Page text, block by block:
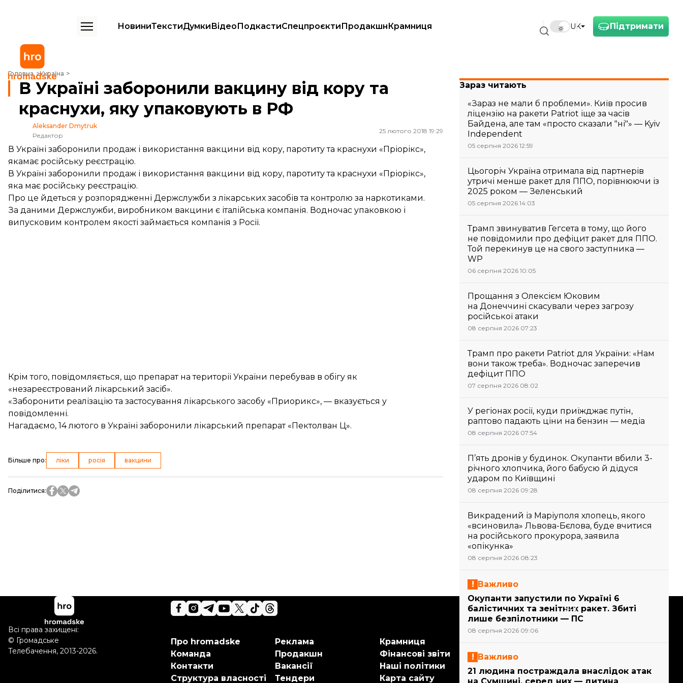
Підтримати
UK
НовиниТекстиДумкиВідеоПодкастиСпецпроєктиПродакшнКрамниця
Головна Україна
В Україні заборонили вакцину від кору та краснухи, яку упаковують в РФ
В Україні заборонили вакцину від кору та
краснухи, яку упаковують в РФ
Aleksander Dmytruk
Редактор
25 лютого 2018 19:29
В Україні заборонили продаж і використання вакцини від кору, паротиту та краснухи «Пріорікс»,
якамає російську реєстрацію.
В Україні заборонили продаж і використання вакцини від кору, паротиту та краснухи «Пріорікс»,
яка має російську реєстрацію.
Про це йдеться у розпорядженні Держслужби з лікарських засобів та контролю за наркотиками.
За даними Держслужби, виробником вакцини є італійська компанія. Водночас упаковкою і
випусковим контролем якості займається компанія з Росії.
Крім того, повідомляється, що препарат на території України перебував в обігу як
«незареєстрований лікарський засіб».
«Заборонити реалізацію та застосування лікарського засобу «Приорикс», — вказується у
повідомленні.
Нагадаємо, 14 лютого в Україні заборонили лікарський препарат «Пектолван Ц».
Більше про: ліки росія вакцини
Поділитися:
Зараз читають
«Зараз не мали б проблеми». Київ просив
ліцензію на ракети Patriot іще за часів
Байдена, але там «просто сказали "ні"» — Kyiv
Independent
05 серпня 2026 12:59
Цьогоріч Україна отримала від партнерів
утричі менше ракет для ППО, порівнюючи із
2025 роком — Зеленський
05 серпня 2026 14:03
Трамп звинуватив Гегсета в тому, що його
не повідомили про дефіцит ракет для ППО.
Той перекинув це на свого заступника —
WP
06 серпня 2026 10:05
Прощання з Олексієм Юковим
на Донеччині скасували через загрозу
російської атаки
08 серпня 2026 07:23
Трамп про ракети Patriot для України: «Нам
вони також треба». Водночас заперечив
дефіцит ППО
07 серпня 2026 08:02
У регіонах росії, куди приїжджає путін,
раптово падають ціни на бензин — медіа
08 серпня 2026 07:54
П’ять дронів у будинок. Окупанти вбили 3-
річного хлопчика, його бабусю й дідуся
ударом по Київщині
08 серпня 2026 09:28
Викрадений із Маріуполя хлопець, якого
«всиновила» Львова-Бєлова, буде вчитися
на російського прокурора, заявила
«опікунка»
08 серпня 2026 08:23
Важливо
Окупанти запустили по Україні 6
балістичних та зенітних ракет. Збиті
лише безпілотники — ПС
08 серпня 2026 09:06
Важливо
21 людина постраждала внаслідок атак
Підтримати
завдяки тобі. Будь нашим
другом
Про hromadske
Команда
Контакти
Структура власності
Реклама
Продакшн
Вакансії
Тендери
Крамниця
Фінансові звіти
Наші політики
Карта сайту
Всі права захищені:
© Громадське
Телебачення, 2013-2026.